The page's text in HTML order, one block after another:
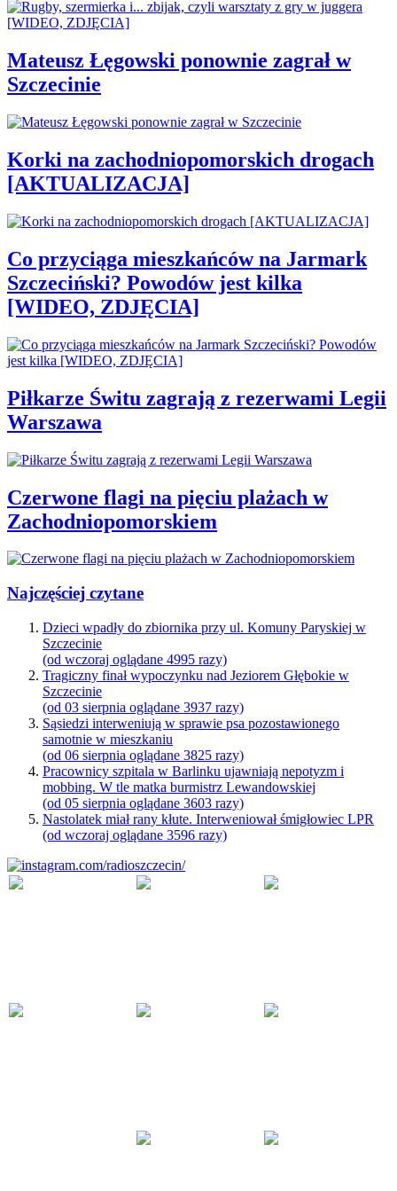
Mateusz Łęgowski ponownie zagrał w
Szczecinie
Korki na zachodniopomorskich drogach
[AKTUALIZACJA]
Co przyciąga mieszkańców na Jarmark
Szczeciński? Powodów jest kilka
[WIDEO, ZDJĘCIA]
Piłkarze Świtu zagrają z rezerwami Legii
Warszawa
Czerwone flagi na pięciu plażach w
Zachodniopomorskiem
Najczęściej czytane
Dzieci wpadły do zbiornika przy ul. Komuny Paryskiej w
Szczecinie
(od wczoraj oglądane 4995 razy)
Tragiczny finał wypoczynku nad Jeziorem Głębokie w
Szczecinie
(od 03 sierpnia oglądane 3937 razy)
Sąsiedzi interweniują w sprawie psa pozostawionego
samotnie w mieszkaniu
(od 06 sierpnia oglądane 3825 razy)
Pracownicy szpitala w Barlinku ujawniają nepotyzm i
mobbing. W tle matka burmistrz Lewandowskiej
(od 05 sierpnia oglądane 3603 razy)
Nastolatek miał rany kłute. Interweniował śmigłowiec LPR
(od wczoraj oglądane 3596 razy)